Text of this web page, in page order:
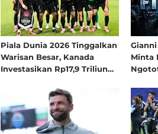
Piala Dunia 2026 Tinggalkan
Warisan Besar, Kanada
Investasikan Rp17,9 Triliun
Sepanjang Sejarah
Minta